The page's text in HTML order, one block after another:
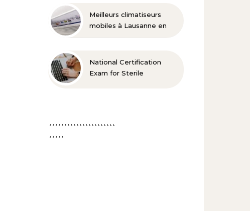
Meilleurs climatiseurs
mobiles à Lausanne en
National Certification
Exam for Sterile
. . . . . . . . . . . . . . . . . . . . . .
. . . . .